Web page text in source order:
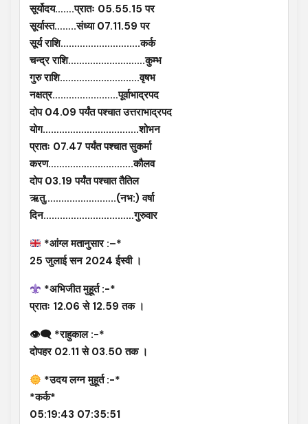
सूर्योदय…….प्रातः 05.55.15 पर
सूर्यास्त……..संध्या 07.11.59 पर
सूर्य राशि………………………..कर्क
चन्द्र राशि……………………….कुम्भ
गुरु राशि………………………..वृषभ
नक्षत्र……………………पूर्वाभाद्रपद
दोप 04.09 पर्यंत पश्चात उत्तराभाद्रपद
योग……………………………..शोभन
प्रातः 07.47 पर्यंत पश्चात सुकर्मा
करण………………………….कौलव
दोप 03.19 पर्यंत पश्चात तैतिल
ऋतु……………………..(नभ:) वर्षा
दिन……………………………गुरुवार
*आंग्ल मतानुसार :–*
25 जुलाई सन 2024 ईस्वी ।
*अभिजीत मुहूर्त :-*
प्रातः 12.06 से 12.59 तक ।
👁‍🗨 *राहुकाल :-*
दोपहर 02.11 से 03.50 तक ।
*उदय लग्न मुहूर्त :-*
*कर्क*
05:19:43 07:35:51